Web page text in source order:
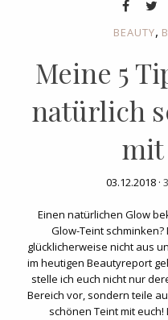
BEAUTY,
Meine 5
natürlich
mit
03.12.2018 ·
Einen natürlichen Glow
Glow-Teint
glücklicherweise nicht aus
im heutigen Beautyreport
stelle ich euch nicht nur
Bereich vor, sondern teile
schönen Teint mit euch!